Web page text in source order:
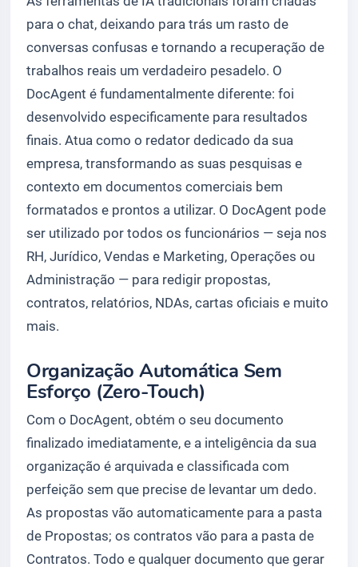
para o chat, deixando para trás um rasto de
conversas confusas e tornando a recuperação de
trabalhos reais um verdadeiro pesadelo. O
DocAgent é fundamentalmente diferente: foi
desenvolvido especificamente para resultados
finais. Atua como o redator dedicado da sua
empresa, transformando as suas pesquisas e
contexto em documentos comerciais bem
formatados e prontos a utilizar. O DocAgent pode
ser utilizado por todos os funcionários — seja nos
RH, Jurídico, Vendas e Marketing, Operações ou
Administração — para redigir propostas,
contratos, relatórios, NDAs, cartas oficiais e muito
mais.
Organização Automática Sem
Esforço (Zero-Touch)
Com o DocAgent, obtém o seu documento
finalizado imediatamente, e a inteligência da sua
organização é arquivada e classificada com
perfeição sem que precise de levantar um dedo.
As propostas vão automaticamente para a pasta
de Propostas; os contratos vão para a pasta de
Contratos. Todo e qualquer documento que gerar